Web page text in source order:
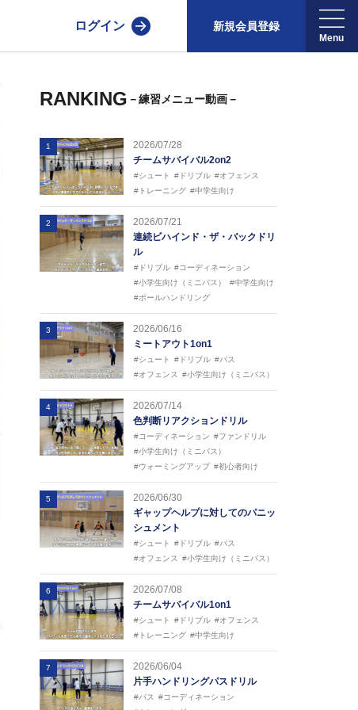
ログイン 新規会員登録
RANKING －練習メニュー動画－
1
2026/07/28
チームサバイバル2on2
#シュート #ドリブル #オフェンス
#トレーニング #中学生向け
2
2026/07/21
連続ビハインド・ザ・バックドリ
ル
#ドリブル #コーディネーション
#小学生向け（ミニバス）
#中学生向け
#ボールハンドリング
3
2026/06/16
ミートアウト1on1
#シュート #ドリブル #パス
#オフェンス
#小学生向け（ミニバス）
4
2026/07/14
色判断リアクションドリル
#コーディネーション #ファンドリル
#小学生向け（ミニバス）
#ウォーミングアップ #初心者向け
5
2026/06/30
ギャップヘルプに対してのパニッ
シュメント
#シュート #ドリブル #パス
#オフェンス
#小学生向け（ミニバス）
6
2026/07/08
チームサバイバル1on1
#シュート #ドリブル #オフェンス
#トレーニング #中学生向け
7
2026/06/04
片手ハンドリングパスドリル
#パス
#コーディネーション